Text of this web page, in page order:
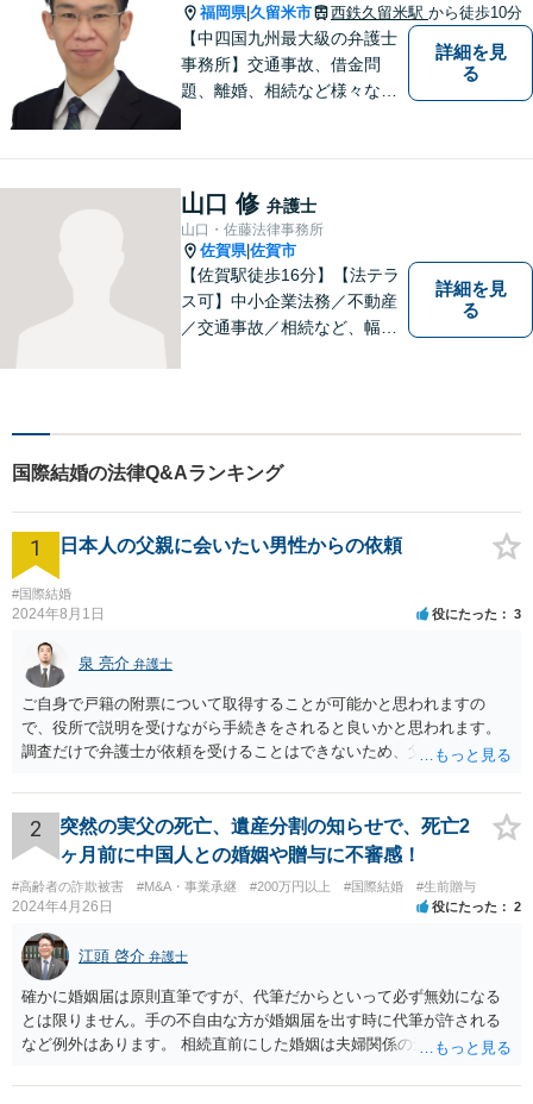
福岡県|久留米市 西鉄久留米駅 から徒歩10分
【中四国九州最大級の弁護士
事務所】交通事故、借金問
題、離婚、相続など様々な問
い！
詳細を見
る
山口 修 弁護士
山口・佐藤法律事務所
佐賀県|佐賀市
【佐賀駅徒歩16分】【法テラ
ス可】中小企業法務／不動産
／交通事故／相続など、幅広
す。まずはお気軽にご相談く
詳細を見
る
国際結婚の法律Q&Aランキング
1 日本人の父親に会いたい男性からの依頼
#国際結婚
2024年8月1日 役にたった 3
泉 亮介 弁護士
ご自身で戸籍の附票について取得することが可能かと思われますの
で、役所で説明を受けながら手続きをされると良いかと思われます。
調査だけで弁護士が依頼を受けることはできないため、父親に対して
ょう。
2
突然の実父の死亡、遺産分割の知らせで、死亡2
ヶ月前に中国人との婚姻や贈与に不審感！
#高齢者の詐欺被害 #M&A・事業承継 #200万円以上 #国際結婚 #生前贈与
2024年4月26日 役にたった 2
江頭 啓介 弁護士
確かに婚姻届は原則直筆ですが、代筆だからといって必ず無効になる
とは限りません。手の不自由な方が婚姻届を出す時に代筆が許される
など例外はあります。 相続直前にした婚姻は夫婦関係の形成を目的と
わかりません、分かりやすく解説していただけませんでしょうか？ →